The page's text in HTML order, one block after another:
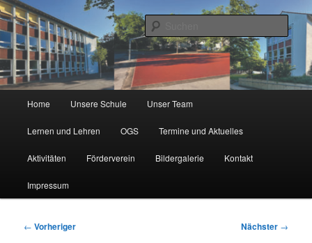
Zum
primären
Inhalt
springenKGS Erlenweg
Städtische Katholische Grundschule
Home Unsere Schule Unser Team
Lernen und Lehren OGS Termine und Aktuelles
Aktivitäten Förderverein Bildergalerie Kontakt
Impressum
Beitragsnavigation
← Vorheriger Nächster →